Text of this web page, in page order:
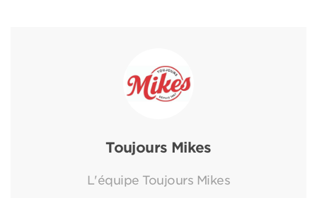
Toujours Mikes
L'équipe Toujours Mikes